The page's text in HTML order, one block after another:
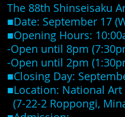
The 88th Shinseisaku
■Date: September 17
■Opening Hours:
-Open until 8pm
-Open until 2pm
■Closing Day:
■Location: National Art
(7-22-2 Roppongi,